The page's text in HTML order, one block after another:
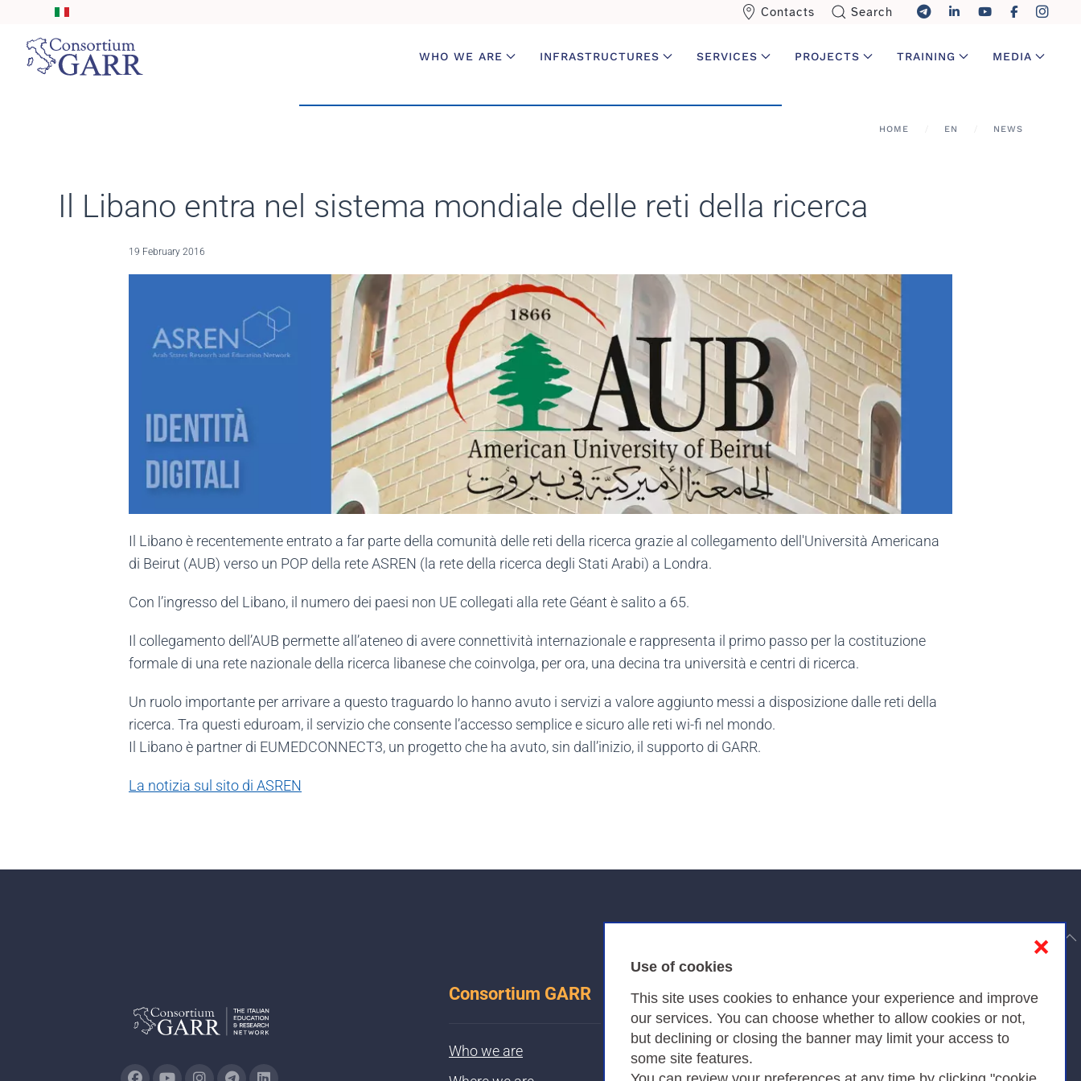
Use of cookies
This site uses cookies to enhance your experience and improve
our services. You can choose whether to allow cookies or not,
but declining or closing the banner may limit your access to
some site features.
❌
Skip to main content
Contacts Search
WHO WE ARE INFRASTRUCTURES SERVICES PROJECTS TRAINING MEDIA
HOME EN NEWS
Il Libano entra nel sistema mondiale delle reti della ricerca
19 February 2016
Il Libano è recentemente entrato a far parte della comunità delle reti della ricerca grazie al collegamento dell'Università Americana
di Beirut (AUB) verso un POP della rete ASREN (la rete della ricerca degli Stati Arabi) a Londra.
Con l’ingresso del Libano, il numero dei paesi non UE collegati alla rete Géant è salito a 65.
Il collegamento dell’AUB permette all’ateneo di avere connettività internazionale e rappresenta il primo passo per la costituzione
formale di una rete nazionale della ricerca libanese che coinvolga, per ora, una decina tra università e centri di ricerca.
Un ruolo importante per arrivare a questo traguardo lo hanno avuto i servizi a valore aggiunto messi a disposizione dalle reti della
ricerca. Tra questi eduroam, il servizio che consente l’accesso semplice e sicuro alle reti wi-fi nel mondo.
Il Libano è partner di EUMEDCONNECT3, un progetto che ha avuto, sin dall’inizio, il supporto di GARR.
La notizia sul sito di ASREN
to top
Consortium GARR
Who we are
Privacy